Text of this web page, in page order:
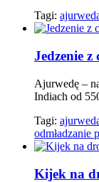
Tagi:
Jedzenie z
Ajurwedę –
Indiach od
Tagi:
odmładzanie
Kijek na